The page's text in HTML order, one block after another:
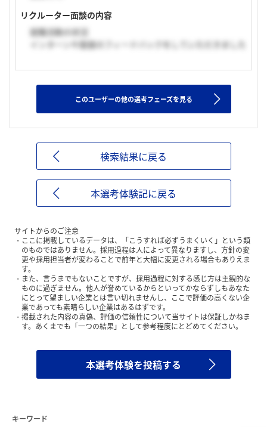
リクルーター面談の内容
就職活動の状況
インターンや面接のフィードバックをしていただきました
このユーザーの他の選考フェーズを見る
検索結果に戻る
本選考体験記に戻る
サイトからのご注意
ここに掲載しているデータは、「こうすれば必ずうまくいく」という類
のものではありません。採用過程は人によって異なりますし、方針の変
更や採用担当者が変わることで前年と大幅に変更される場合もありえま
す。
また、言うまでもないことですが、採用過程に対する感じ方は主観的な
ものに過ぎません。他人が誉めているからといってかならずしもあなた
にとって望ましい企業とは言い切れませんし、ここで評価の高くない企
業であっても素晴らしい企業はあるはずです。
掲載された内容の真偽、評価の信頼性について当サイトは保証しかねま
す。あくまでも「一つの結果」として参考程度にとどめてください。
本選考体験を投稿する
キーワード